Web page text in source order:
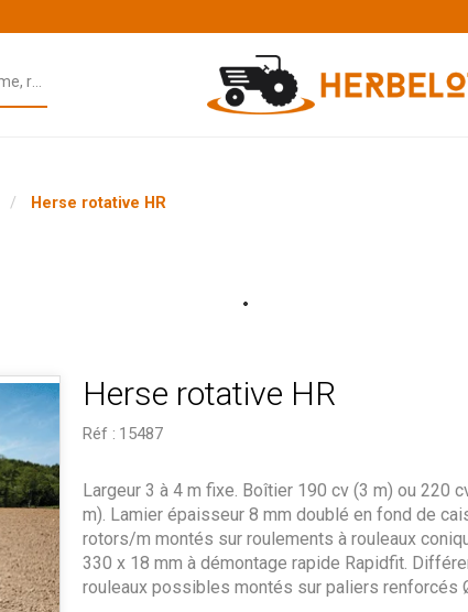
Herse rotative HR
Herse rotative HR
Réf : 15487
Largeur 3 à 4 m fixe. Boîtier 190 cv (3 m) ou 220
m). Lamier épaisseur 8 mm doublé en fond de
rotors/m montés sur roulements à rouleaux
330 x 18 mm à démontage rapide Rapidfit.
rouleaux possibles montés sur paliers renforcés